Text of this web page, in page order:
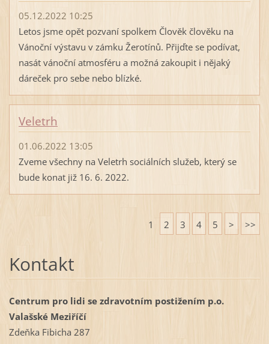
05.12.2022 10:25
Letos jsme opět pozvaní spolkem Člověk člověku na
Vánoční výstavu v zámku Žerotínů. Přijďte se podívat,
nasát vánoční atmosféru a možná zakoupit i nějaký
dáreček pro sebe nebo blízké.
Veletrh
01.06.2022 13:05
Zveme všechny na Veletrh sociálních služeb, který se
bude konat již 16. 6. 2022.
1 2 3 4 5 > >>
Kontakt
Centrum pro lidi se zdravotním postižením p.o.
Valašské Meziříčí
Zdeňka Fibicha 287